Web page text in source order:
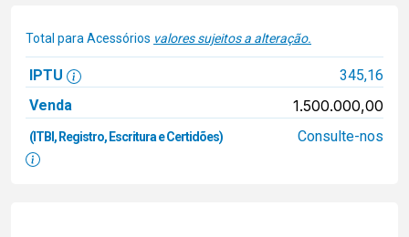
Total para Acessórios valores sujeitos a alteração.
IPTU
345,16
Venda
1.500.000,00
(ITBI, Registro, Escritura e Certidões) Consulte-nos